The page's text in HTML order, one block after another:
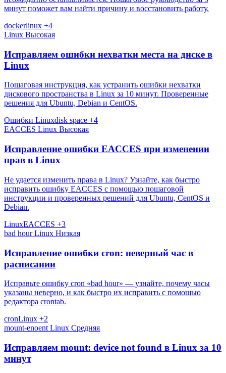
минут поможет вам найти причину и восстановить работу.
dockerlinux +4
Linux Высокая
Исправляем ошибки нехватки места на диске в
Linux
Пошаговая инструкция, как устранить ошибки нехватки
дискового пространства в Linux за 10 минут. Проверенные
решения для Ubuntu, Debian и CentOS.
Ошибки Linuxdisk space +4
EACCES Linux Высокая
Исправление ошибки EACCES при изменении
прав в Linux
Не удается изменить права в Linux? Узнайте, как быстро
исправить ошибку EACCES с помощью пошаговой
инструкции и проверенных решений для Ubuntu, CentOS и
Debian.
LinuxEACCES +3
bad hourLinux Низкая
Исправление ошибки cron: неверный час в
расписании
Исправьте ошибку cron «bad hour» — узнайте, почему часы
указаны неверно, и как быстро их исправить с помощью
редактора crontab.
cronLinux +2
mount-enoent Linux Средняя
Исправляем mount: device not found в Linux за 10
минут